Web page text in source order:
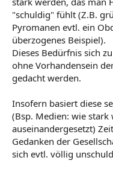
"schuldig" fühlt (Z.B.
Pyromanen evtl. ein
überzogenes Beispiel).
Dieses Bedürfnis sich
ohne Vorhandensein
gedacht werden.
Insofern basiert diese
(Bsp. Medien: wie
auseinandergesetzt)
Gedanken der
sich evtl. völlig